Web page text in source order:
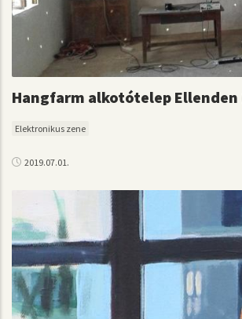
Hangfarm alkotótelep Ellenden
Elektronikus zene
2019.07.01.